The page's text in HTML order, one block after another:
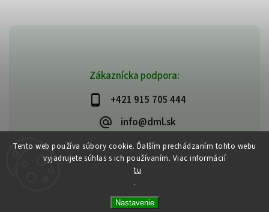
Tento web používa súbory cookie. Ďalším prechádzaním tohto webu
vyjadrujete súhlas s ich používaním. Viac informácií
tu
.
Nastavenie
Zákaznícka podpora:
+421 915 705 444
info@dml.sk
bifeedus | BIO | DIA | BEZLEPKOVÉ POTRAVINY